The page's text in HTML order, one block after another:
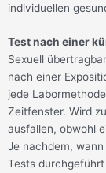
individuellen
Test nach einer
Sexuell
nach einer
jede
Zeitfenster. Wird
ausfallen, obwohl
Je nachdem,
Tests